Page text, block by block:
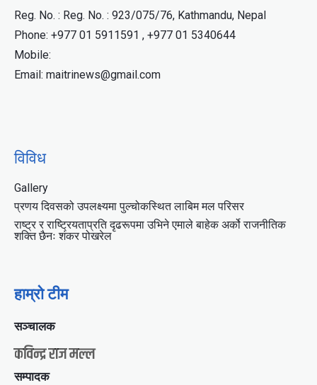
Reg. No. : Reg. No. : 923/075/76, Kathmandu, Nepal
Phone: +977 01 5911591 , +977 01 5340644
Mobile:
Email: maitrinews@gmail.com
विविध
Gallery
प्रणय दिवसको उपलक्ष्यमा पुल्चोकस्थित लाबिम मल परिसर
राष्ट्र र राष्ट्रियताप्रति दृढरूपमा उभिने एमाले बाहेक अर्को राजनीतिक
शक्ति छैनः शंकर पोखरेल
हाम्रो टीम
सञ्चालक
कविन्द्र राज मल्ल
सम्पादक